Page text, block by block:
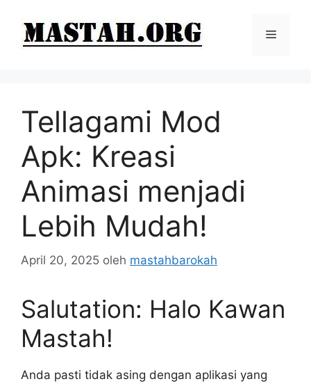
Menu
Tellagami Mod
Apk: Kreasi
Animasi menjadi
Lebih Mudah!
April 20, 2025 oleh mastahbarokah
Salutation: Halo Kawan
Mastah!
Anda pasti tidak asing dengan aplikasi yang